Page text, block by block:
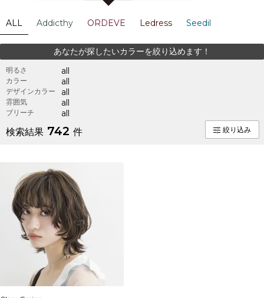
ALL Addicthy ORDEVE Ledress Seedil
あなたが探したいカラーを絞り込めます！
明るさ all
カラー all
デザインカラー all
雰囲気 all
ブリーチ all
検索結果 742 件 絞り込み